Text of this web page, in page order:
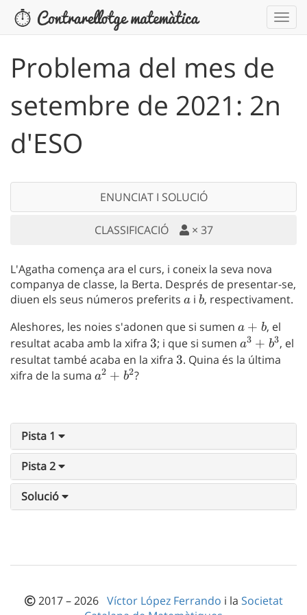
Problema del mes de
setembre de 2021: 2n
d'ESO
ENUNCIAT I SOLUCIÓ
CLASSIFICACIÓ × 37
L'Agatha comença ara el curs, i coneix la seva nova
companya de classe, la Berta. Després de presentar-se,
diuen els seus números preferits a
a i b
b, respectivament.
Aleshores, les noies s'adonen que si sumen a+b
a + b, el
resultat acaba amb la xifra 3
3; i que si sumen a^3+b^3
a3 + b3, el
resultat també acaba en la xifra 3
3. Quina és la última
xifra de la suma a^2+b^2
a2 + b2?
Pista 1
Pista 2
Solució
2017 – 2026 Víctor López Ferrando i la Societat